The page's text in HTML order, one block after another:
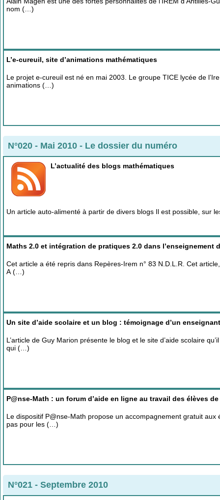
nom (…)
L’e-cureuil, site d’animations mathématiques
Le projet e-cureuil est né en mai 2003. Le groupe TICE lycée de
animations (…)
N°020 - Mai 2010 - Le dossier du numéro
L’actualité des blogs mathématiques
Un article auto-alimenté à partir de divers blogs Il est possible, sur
Maths 2.0 et intégration de pratiques 2.0 dans l’enseignement
Cet article a été repris dans Repères-Irem n° 83 N.D.L.R. Cet
A (…)
Un site d’aide scolaire et un blog : témoignage d’un enseignant
L’article de Guy Marion présente le blog et le site d’aide scolaire
qui (…)
P@nse-Math : un forum d’aide en ligne au travail des élèves
Le dispositif P@nse-Math propose un accompagnement gratuit aux
pas pour les (…)
N°021 - Septembre 2010